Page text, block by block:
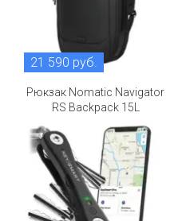
21 590 руб.
Рюкзак Nomatic Navigator
RS Backpack 15L